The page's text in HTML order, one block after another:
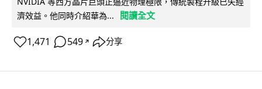
濟效益。他同時介紹華為...
閱讀全文
1,471 549 ↗ 分享